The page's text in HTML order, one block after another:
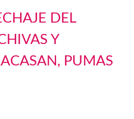
DEL
Y
PUMAS